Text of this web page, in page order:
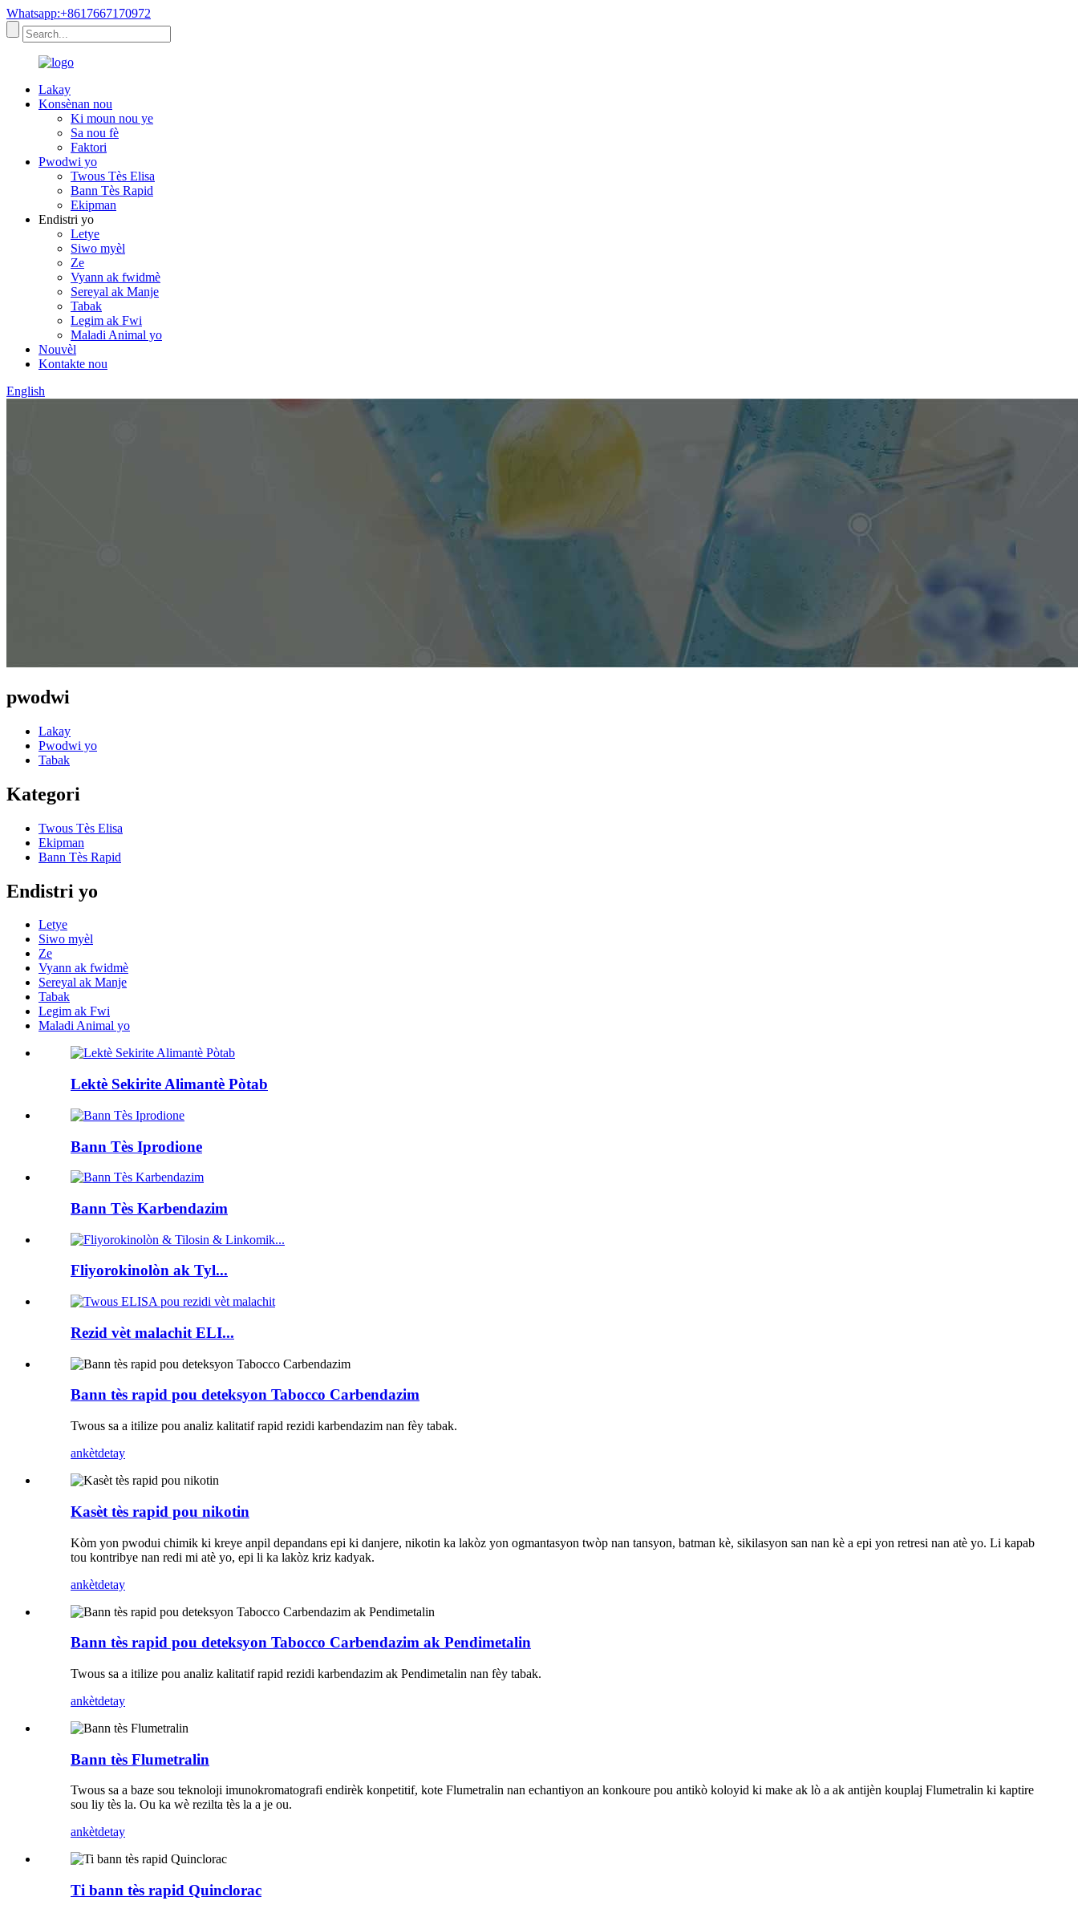
Whatsapp:+8617667170972
Lakay
Konsènan nou
Ki moun nou ye
Sa nou fè
Faktori
Pwodwi yo
Twous Tès Elisa
Bann Tès Rapid
Ekipman
Endistri yo
Letye
Siwo myèl
Ze
Vyann ak fwidmè
Sereyal ak Manje
Tabak
Legim ak Fwi
Maladi Animal yo
Nouvèl
Kontakte nou
English
pwodwi
Lakay
Pwodwi yo
Tabak
Kategori
Twous Tès Elisa
Ekipman
Bann Tès Rapid
Endistri yo
Letye
Siwo myèl
Ze
Vyann ak fwidmè
Sereyal ak Manje
Tabak
Legim ak Fwi
Maladi Animal yo
Lektè Sekirite Alimantè Pòtab
Bann Tès Iprodione
Bann Tès Karbendazim
Fliyorokinolòn ak Tyl...
Rezid vèt malachit ELI...
Bann tès rapid pou deteksyon Tabocco Carbendazim
Twous sa a itilize pou analiz kalitatif rapid rezidi karbendazim nan fèy tabak.
ankètdetay
Kasèt tès rapid pou nikotin
Kòm yon pwodui chimik ki kreye anpil depandans epi ki danjere, nikotin ka lakòz yon ogmantasyon twòp nan tansyon, batman kè, sikilasyon san nan kè a epi yon retresi nan atè yo. Li kapab
tou kontribye nan redi mi atè yo, epi li ka lakòz kriz kadyak.
ankètdetay
Bann tès rapid pou deteksyon Tabocco Carbendazim ak Pendimetalin
Twous sa a itilize pou analiz kalitatif rapid rezidi karbendazim ak Pendimetalin nan fèy tabak.
ankètdetay
Bann tès Flumetralin
Twous sa a baze sou teknoloji imunokromatografi endirèk konpetitif, kote Flumetralin nan echantiyon an konkoure pou antikò koloyid ki make ak lò a ak antijèn kouplaj Flumetralin ki kaptire
sou liy tès la. Ou ka wè rezilta tès la a je ou.
ankètdetay
Ti bann tès rapid Quinclorac